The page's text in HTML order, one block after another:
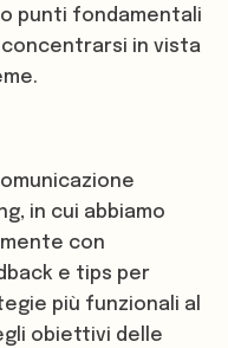
punti fondamentali
in vista
in cui abbiamo
con
e tips per
più funzionali al
obiettivi delle